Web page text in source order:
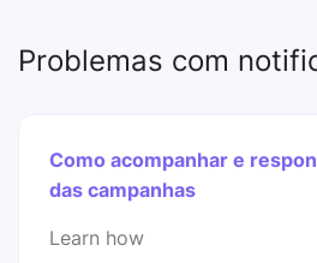
Problemas com
Como acompanhar e
das campanhas
Learn how